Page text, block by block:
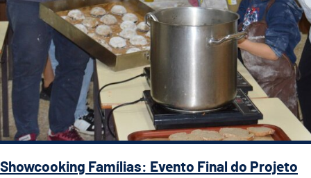
Showcooking Famílias: Evento Final do Projeto